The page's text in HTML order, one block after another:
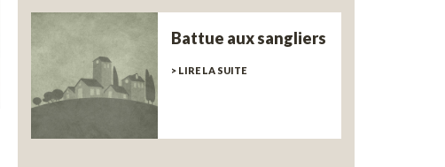
Battue aux sangliers
> LIRE LA SUITE